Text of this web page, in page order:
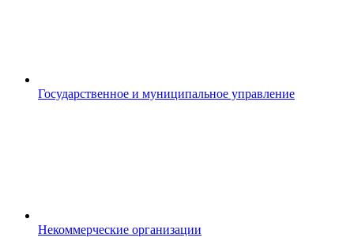
Государственное и муниципальное управление
Некоммерческие организации